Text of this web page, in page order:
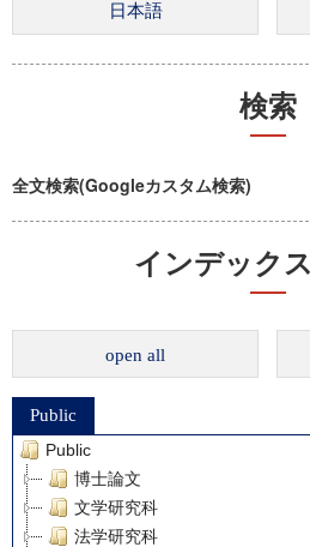
検索
全文検索(Googleカスタム検索)
インデック
open all
Public
Public
博士論文
文学研究科
法学研究科